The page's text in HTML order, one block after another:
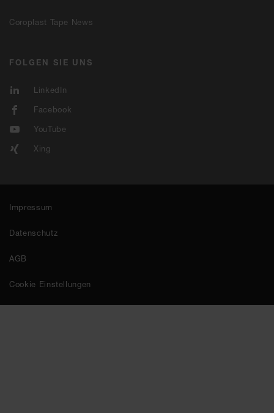
Coroplast Tape News
FOLGEN SIE UNS
LinkedIn
Facebook
YouTube
Xing
Impressum
Datenschutz
AGB
Cookie Einstellungen